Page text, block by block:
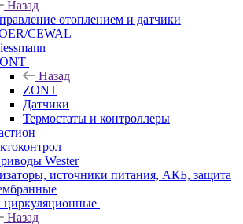
Назад
отоплением и датчики
CEWAL
Назад
ZONT
Датчики
Термостаты и контроллеры
Wester
источники питания, АКБ, защита
циркуляционные
Назад